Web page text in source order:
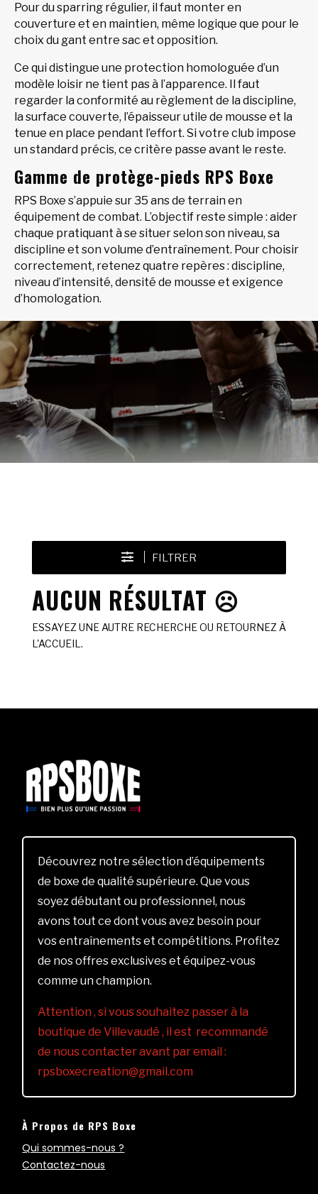
Pour du sparring régulier, il faut monter en
couverture et en maintien, même logique que pour le
choix du gant entre sac et opposition.
Ce qui distingue une protection homologuée d’un
modèle loisir ne tient pas à l’apparence. Il faut
regarder la conformité au règlement de la discipline,
la surface couverte, l’épaisseur utile de mousse et la
tenue en place pendant l’effort. Si votre club impose
un standard précis, ce critère passe avant le reste.
Gamme de protège-pieds RPS Boxe
RPS Boxe s’appuie sur 35 ans de terrain en
équipement de combat. L’objectif reste simple : aider
chaque pratiquant à se situer selon son niveau, sa
discipline et son volume d’entraînement. Pour choisir
correctement, retenez quatre repères : discipline,
niveau d’intensité, densité de mousse et exigence
d’homologation.
FILTRER
AUCUN RÉSULTAT ☹️
ESSAYEZ UNE AUTRE RECHERCHE OU RETOURNEZ À
L'ACCUEIL.
Découvrez notre sélection d’équipements
de boxe de qualité supérieure. Que vous
soyez débutant ou professionnel, nous
avons tout ce dont vous avez besoin pour
vos entraînements et compétitions. Profitez
de nos offres exclusives et équipez-vous
comme un champion.
Attention , si vous souhaitez passer à la
boutique de Villevaudé , il est recommandé
de nous contacter avant par email :
rpsboxecreation@gmail.com
À Propos de RPS Boxe
Qui sommes-nous ?
Contactez-nous